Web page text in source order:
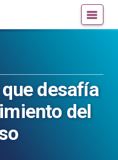
desafía
del